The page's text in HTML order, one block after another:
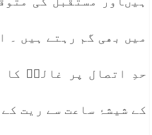
میں بھی گم رہتے ہیں ۔
حدِ اتصال پر غالبؔ کا
کے شیشۂ ساعت سے ریت